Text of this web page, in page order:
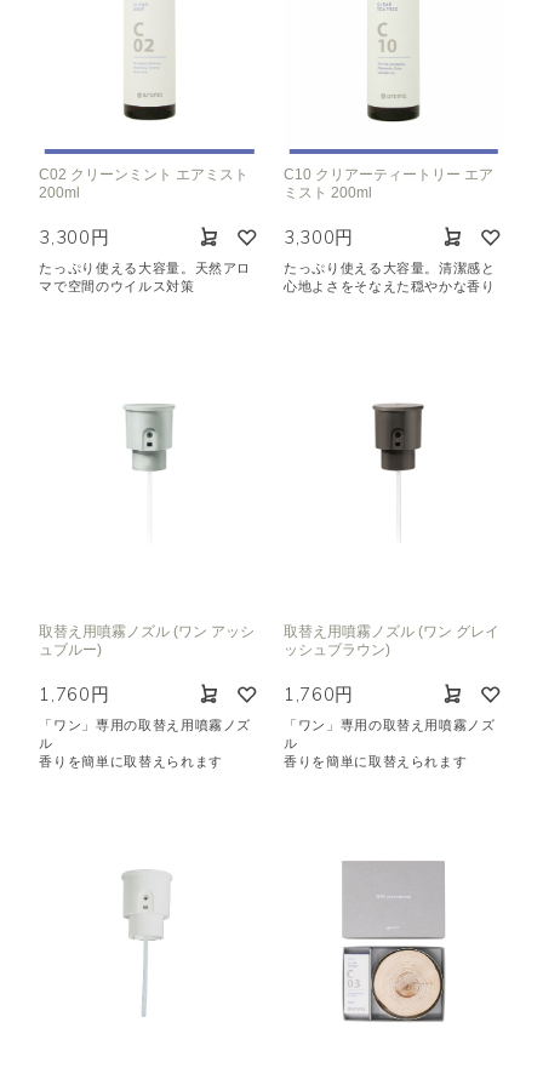
C02 クリーンミント エアミスト
200ml
3,300円
たっぷり使える大容量。天然アロ
マで空間のウイルス対策
C10 クリアーティートリー エア
ミスト 200ml
3,300円
たっぷり使える大容量。清潔感と
心地よさをそなえた穏やかな香り
取替え用噴霧ノズル (ワン アッシ
ュブルー)
1,760円
「ワン」専用の取替え用噴霧ノズ
ル
香りを簡単に取替えられます
取替え用噴霧ノズル (ワン グレイ
ッシュブラウン)
1,760円
「ワン」専用の取替え用噴霧ノズ
ル
香りを簡単に取替えられます